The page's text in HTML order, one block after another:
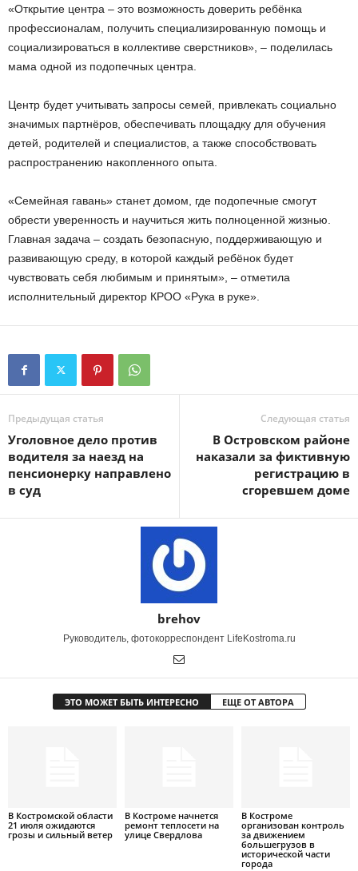
«Открытие центра – это возможность доверить ребёнка
профессионалам, получить специализированную помощь и
социализироваться в коллективе сверстников», – поделилась
мама одной из подопечных центра.
Центр будет учитывать запросы семей, привлекать социально
значимых партнёров, обеспечивать площадку для обучения
детей, родителей и специалистов, а также способствовать
распространению накопленного опыта.
«Семейная гавань» станет домом, где подопечные смогут
обрести уверенность и научиться жить полноценной жизнью.
Главная задача – создать безопасную, поддерживающую и
развивающую среду, в которой каждый ребёнок будет
чувствовать себя любимым и принятым», – отметила
исполнительный директор КРОО «Рука в руке».
Предыдущая статья
Уголовное дело против
водителя за наезд на
пенсионерку направлено
в суд
Следующая статья
В Островском районе
наказали за фиктивную
регистрацию в
сгоревшем доме
brehov
Руководитель, фотокорреспондент LifeKostroma.ru
ЭТО МОЖЕТ БЫТЬ ИНТЕРЕСНО ЕЩЕ ОТ АВТОРА
В Костромской области
21 июля ожидаются
грозы и сильный ветер
В Костроме начнется
ремонт теплосети на
улице Свердлова
В Костроме
организован контроль
за движением
большегрузов в
исторической части
города